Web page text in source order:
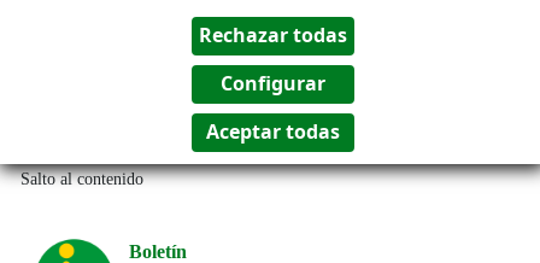
Salto al contenido
Boletín